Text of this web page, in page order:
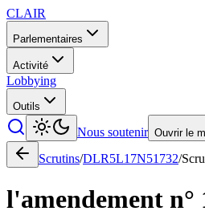
CLAIR
Parlementaires
Activité
Lobbying
Outils
Nous soutenir Ouvrir le
Scrutins/DLR5L17N51732/
l'amendement n°